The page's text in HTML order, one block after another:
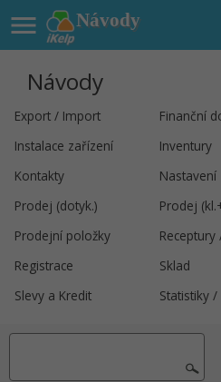
Návody

Návody
Export / Import
Finanční
Instalace zařízení
Inventury
Kontakty
Nastavení
Prodej (dotyk.)
Prodej
Prodejní položky
Registrace
Sklad
Slevy a Kredit
Statistiky